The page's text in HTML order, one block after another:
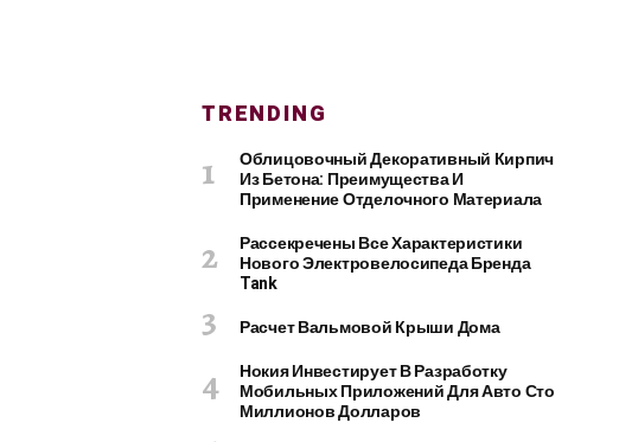
TRENDING
Облицовочный Декоративный Кирпич
Из Бетона: Преимущества И
Применение Отделочного Материала
Рассекречены Все Характеристики
Нового Электровелосипеда Бренда
Tank
Расчет Вальмовой Крыши Дома
Нокия Инвестирует В Разработку
Мобильных Приложений Для Авто Сто
Миллионов Долларов